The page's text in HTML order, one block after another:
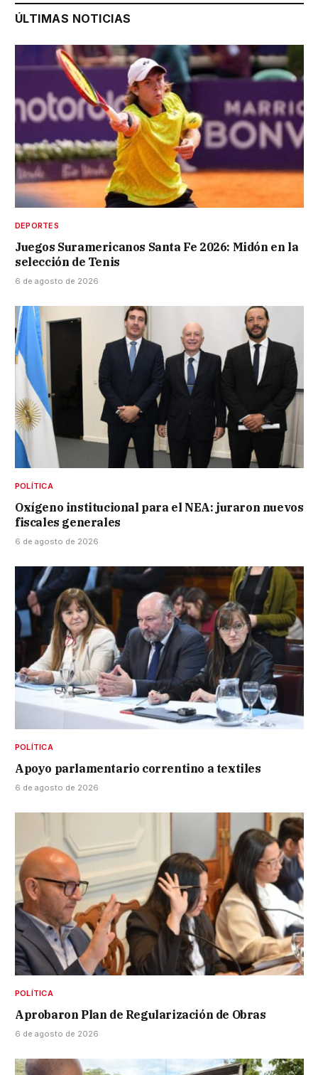
ÚLTIMAS NOTICIAS
DEPORTES
Juegos Suramericanos Santa Fe 2026: Midón en la
selección de Tenis
6 de agosto de 2026
POLÍTICA
Oxígeno institucional para el NEA: juraron nuevos
fiscales generales
6 de agosto de 2026
POLÍTICA
Apoyo parlamentario correntino a textiles
6 de agosto de 2026
POLÍTICA
Aprobaron Plan de Regularización de Obras
6 de agosto de 2026